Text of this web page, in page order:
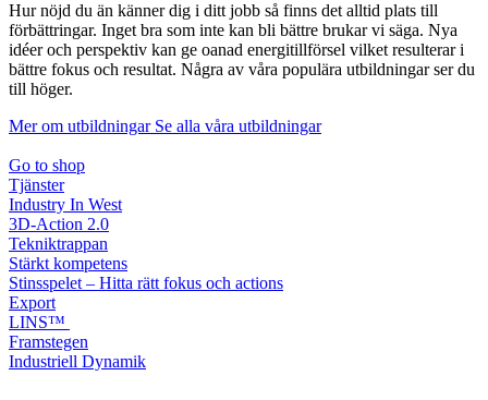
Hur nöjd du än känner dig i ditt jobb så finns det alltid plats till
förbättringar. Inget bra som inte kan bli bättre brukar vi säga. Nya
idéer och perspektiv kan ge oanad energitillförsel vilket resulterar i
bättre fokus och resultat. Några av våra populära utbildningar ser du
till höger.
Mer om utbildningar Se alla våra utbildningar
Go to shop
Tjänster
Industry In West
3D-Action 2.0
Tekniktrappan
Stärkt kompetens
Stinsspelet – Hitta rätt fokus och actions
Export
LINS™
Framstegen
Industriell Dynamik